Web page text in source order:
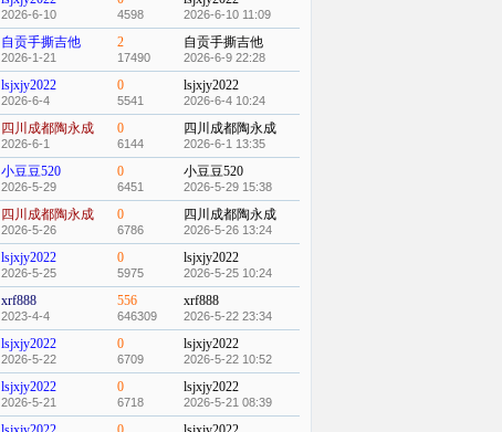
2026-6-10 4598 2026-6-10 11:09
自贡手撕吉他
2026-1-21
2
17490
自贡手撕吉他
2026-6-9 22:28
lsjxjy2022
2026-6-4
0
5541
lsjxjy2022
2026-6-4 10:24
四川成都陶永成
2026-6-1
0
6144
四川成都陶永成
2026-6-1 13:35
小豆豆520
2026-5-29
0
6451
小豆豆520
2026-5-29 15:38
四川成都陶永成
2026-5-26
0
6786
四川成都陶永成
2026-5-26 13:24
lsjxjy2022
2026-5-25
0
5975
lsjxjy2022
2026-5-25 10:24
xrf888
2023-4-4
556
646309
xrf888
2026-5-22 23:34
lsjxjy2022
2026-5-22
0
6709
lsjxjy2022
2026-5-22 10:52
lsjxjy2022
2026-5-21
0
6718
lsjxjy2022
2026-5-21 08:39